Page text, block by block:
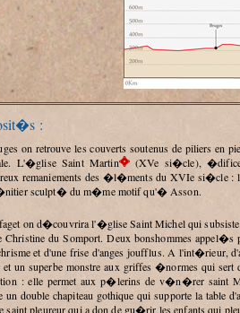
:
L'�glise Saint Martin
(XVe si�cle), �difice
remaniements des �l�ments du XVIe si�cle :
sculpt� du m�me motif qu'� Asson.
Christine du Somport. Deux bonshommes
et d'une frise d'anges joufflus. A l'int�rieur,
un superbe monstre aux griffes �normes qui
: elle permet aux p�lerins de v�n�rer saint
un double chapiteau gothique qui supporte la table
saint pleureur qui a don de gu�rir les enfants qui